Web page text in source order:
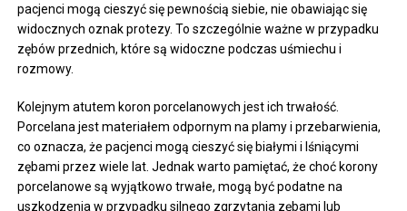
pacjenci mogą cieszyć się pewnością siebie, nie obawiając się
widocznych oznak protezy. To szczególnie ważne w przypadku
zębów przednich, które są widoczne podczas uśmiechu i
rozmowy.
Kolejnym atutem koron porcelanowych jest ich trwałość.
Porcelana jest materiałem odpornym na plamy i przebarwienia,
co oznacza, że pacjenci mogą cieszyć się białymi i lśniącymi
zębami przez wiele lat. Jednak warto pamiętać, że choć korony
porcelanowe są wyjątkowo trwałe, mogą być podatne na
uszkodzenia w przypadku silnego zgrzytania zębami lub